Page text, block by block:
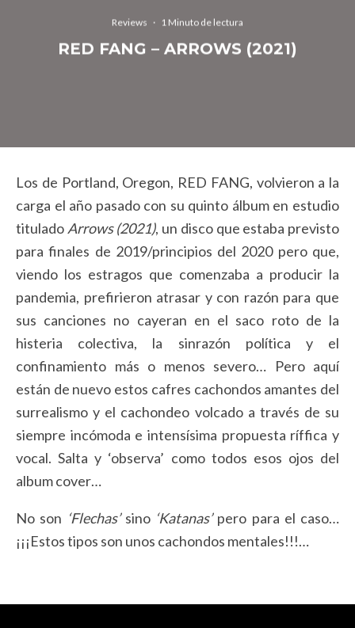
Reviews · 1 Minuto de lectura
RED FANG – ARROWS (2021)
Los de Portland, Oregon, RED FANG, volvieron a la
carga el año pasado con su quinto álbum en estudio
titulado Arrows (2021), un disco que estaba previsto
para finales de 2019/principios del 2020 pero que,
viendo los estragos que comenzaba a producir la
pandemia, prefirieron atrasar y con razón para que
sus canciones no cayeran en el saco roto de la
histeria colectiva, la sinrazón política y el
confinamiento más o menos severo… Pero aquí
están de nuevo estos cafres cachondos amantes del
surrealismo y el cachondeo volcado a través de su
siempre incómoda e intensísima propuesta ríffica y
vocal. Salta y ‘observa’ como todos esos ojos del
album cover…
No son ‘Flechas’ sino ‘Katanas’pero para el caso…
¡¡¡Estos tipos son unos cachondos mentales!!!…